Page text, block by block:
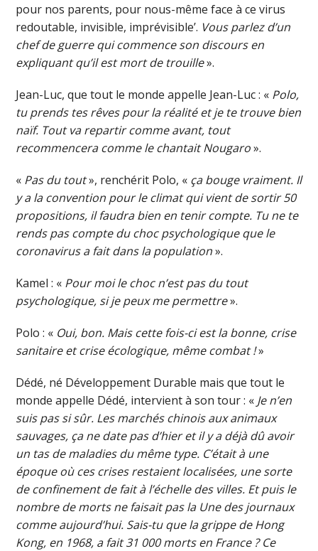
pour nos parents, pour nous-même face à ce virus
redoutable, invisible, imprévisible’. Vous parlez d’un
chef de guerre qui commence son discours en
expliquant qu’il est mort de trouille».
Jean-Luc, que tout le monde appelle Jean-Luc : « Polo,
tu prends tes rêves pour la réalité et je te trouve bien
naïf. Tout va repartir comme avant, tout
recommencera comme le chantait Nougaro».
« Pas du tout», renchérit Polo, « ça bouge vraiment. Il
y a la convention pour le climat qui vient de sortir 50
propositions, il faudra bien en tenir compte. Tu ne te
rends pas compte du choc psychologique que le
coronavirus a fait dans la population».
Kamel : « Pour moi le choc n’est pas du tout
psychologique, si je peux me permettre».
Polo : « Oui, bon. Mais cette fois-ci est la bonne, crise
sanitaire et crise écologique, même combat !»
Dédé, né Développement Durable mais que tout le
monde appelle Dédé, intervient à son tour : « Je n’en
suis pas si sûr. Les marchés chinois aux animaux
sauvages, ça ne date pas d’hier et il y a déjà dû avoir
un tas de maladies du même type. C’était à une
époque où ces crises restaient localisées, une sorte
de confinement de fait à l’échelle des villes. Et puis le
nombre de morts ne faisait pas la Une des journaux
comme aujourd’hui. Sais-tu que la grippe de Hong
Kong, en 1968, a fait 31 000 morts en France ? Ce